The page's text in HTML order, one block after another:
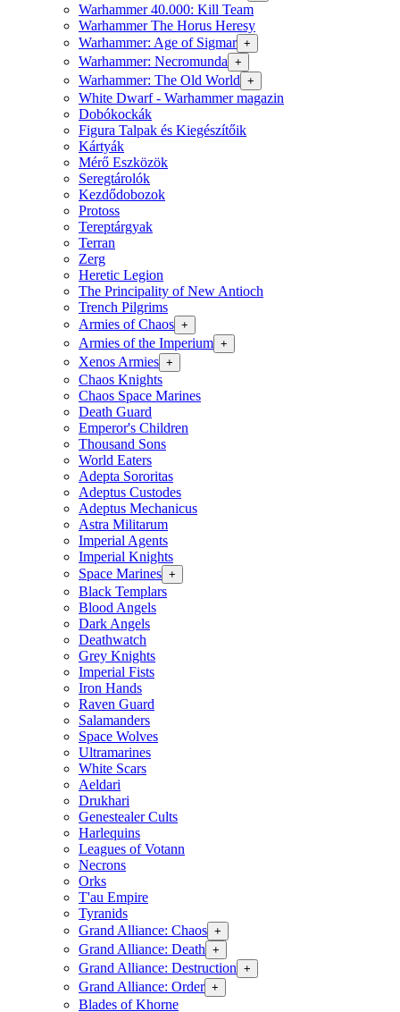
Warhammer 40.000: Kill Team
Warhammer The Horus Heresy
Warhammer: Age of Sigmar +
Warhammer: Necromunda +
Warhammer: The Old World +
White Dwarf - Warhammer magazin
Dobókockák
Figura Talpak és Kiegészítőik
Kártyák
Mérő Eszközök
Seregtárolók
Kezdődobozok
Protoss
Tereptárgyak
Terran
Zerg
Heretic Legion
The Principality of New Antioch
Trench Pilgrims
Armies of Chaos +
Armies of the Imperium +
Xenos Armies +
Chaos Knights
Chaos Space Marines
Death Guard
Emperor's Children
Thousand Sons
World Eaters
Adepta Sororitas
Adeptus Custodes
Adeptus Mechanicus
Astra Militarum
Imperial Agents
Imperial Knights
Space Marines +
Black Templars
Blood Angels
Dark Angels
Deathwatch
Grey Knights
Imperial Fists
Iron Hands
Raven Guard
Salamanders
Space Wolves
Ultramarines
White Scars
Aeldari
Drukhari
Genestealer Cults
Harlequins
Leagues of Votann
Necrons
Orks
T'au Empire
Tyranids
Grand Alliance: Chaos +
Grand Alliance: Death +
Grand Alliance: Destruction +
Grand Alliance: Order +
Blades of Khorne